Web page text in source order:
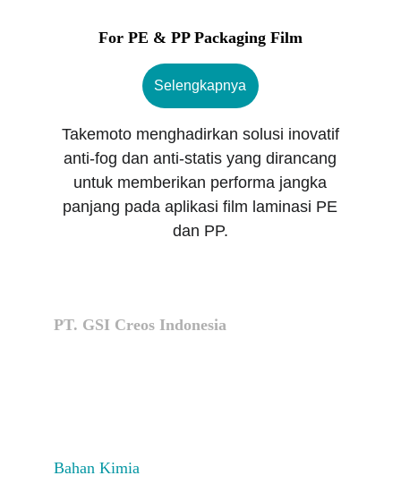
For PE & PP Packaging Film
Selengkapnya
Takemoto menghadirkan solusi inovatif
anti-fog dan anti-statis yang dirancang
untuk memberikan performa jangka
panjang pada aplikasi film laminasi PE
dan PP.
Bahan Kimia
PT. GSI Creos Indonesia